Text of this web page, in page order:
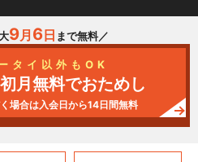
9月 6日 まで無料／
タイ以外もOK
月無料でおためし
場合は入会日から14日間無料